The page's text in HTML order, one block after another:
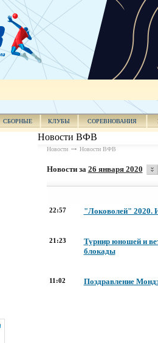
СБОРНЫЕ КЛУБЫ СОРЕВНОВАНИЯ
Новости ВФВ
Новости Новости ВФВ
Новости за 26 января 2020
22:57 "Локоволей" 2020.
21:23
Турнир юношей и
блокады
11:02 Поздравление